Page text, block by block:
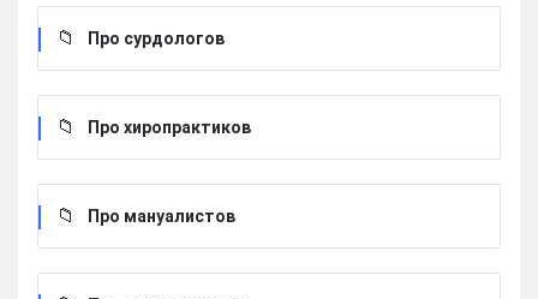
Про сурдологов
Про хиропрактиков
Про мануалистов